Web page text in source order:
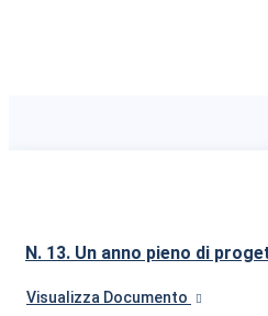
N. 13. Un anno pieno di
Visualizza Documento